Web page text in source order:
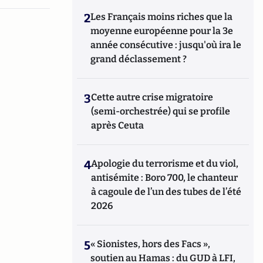
2Les Français moins riches que la
moyenne européenne pour la 3e
année consécutive : jusqu'où ira le
grand déclassement ?
3Cette autre crise migratoire
(semi-orchestrée) qui se profile
après Ceuta
4Apologie du terrorisme et du viol,
antisémite : Boro 700, le chanteur
à cagoule de l’un des tubes de l’été
2026
5« Sionistes, hors des Facs »,
soutien au Hamas : du GUD à LFI,